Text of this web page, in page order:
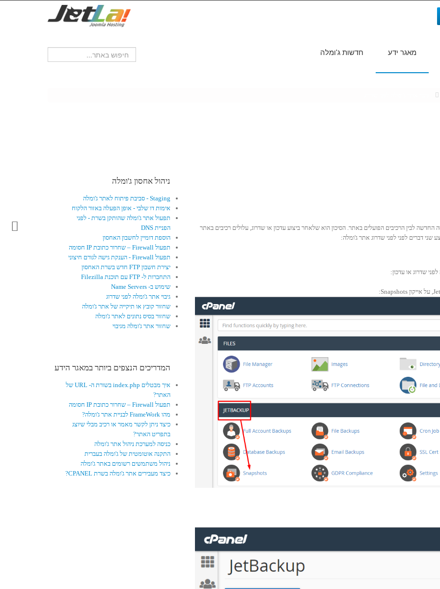
מאגר ידע חדשות ג'ומלה
החדשה לבין הרכיבים הפועלים באתר. הסיכון הוא שלאחר ביצוע עדכון או שדרוג, עלולים רכיבים באתר
שני דברים לפני לפני שדרוג אתר ג'ומלה:
שדרוג או עדכון:
ניהול אחסון ג'ומלה
Staging - סביבת פיתוח לאתר ג'ומלה
אימות דו שלבי - אופן הפעלה באזור הלקוח
תפעול אתר ג'ומלה שהותקן בשרת - לפני
הפניית DNS
הוספת דומיין לחשבון האחסון
תפעול Firewall – שחרור כתובת IP חסומה
תפעול Firewall - הענקת גישה לגורם חיצוני
יצירת חשבון FTP חדש בשרת האחסון
התחברות ל- FTP עם תוכנת Filezilla
שימוש ב- Name Servers
גיבוי אתר ג'ומלה לפני שדרוג
שחזור קובץ או תיקייה של אתר ג'ומלה
שחזור בסיס נתונים לאתר ג'ומלה
שחזור אתר ג'ומלה מגיבוי
המדריכים הנצפים ביותר במאגר הידע
איך מבטלים index.php בשורת ה- URL של
האתר?
תפעול Firewall – שחרור כתובת IP חסומה
מהו FrameWork לבניית אתר ג'ומלה?
כיצד ניתן לקשר מאמר או רכיב מבלי שיוצג
בתפריט האתר?
כניסה למערכת ניהול אתר ג'ומלה
התקנה אוטומטית של ג'ומלה בעברית
ניהול משתמשים רשומים באתר ג'ומלה
כיצד מעבירים אתר ג'ומלה בשרת CPANEL?